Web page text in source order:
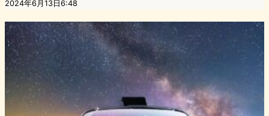
2024年6月13日6:48